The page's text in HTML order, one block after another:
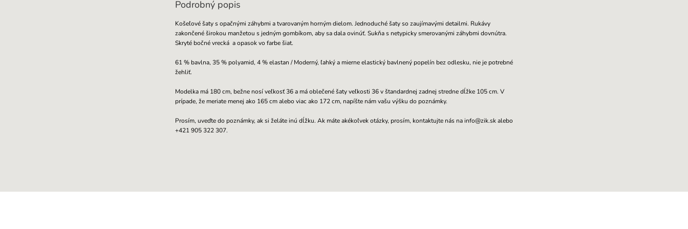
Podrobný popis
Košeľové šaty s opačnými záhybmi a tvarovaným horným dielom. Jednoduché šaty so zaujímavými detailmi. Rukávy
zakončené širokou manžetou s jedným gombíkom, aby sa dala ovinúť. Sukňa s netypicky smerovanými záhybmi dovnútra.
Skryté bočné vrecká a opasok vo farbe šiat.
61 % bavlna, 35 % polyamid, 4 % elastan / Moderný, ľahký a mierne elastický bavlnený popelín bez odlesku, nie je potrebné
žehliť.
Modelka má 180 cm, bežne nosí veľkosť 36 a má oblečené šaty veľkosti 36 v štandardnej zadnej stredne dĺžke 105 cm. V
prípade, že meriate menej ako 165 cm alebo viac ako 172 cm, napíšte nám vašu výšku do poznámky.
Prosím, uveďte do poznámky, ak si želáte inú dĺžku. Ak máte akékoľvek otázky, prosím, kontaktujte nás na info@zik.sk alebo
+421 905 322 307.